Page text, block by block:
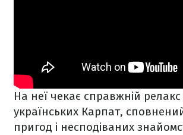
На неї чекає справжній
українських Карпат,
пригод і несподіваних